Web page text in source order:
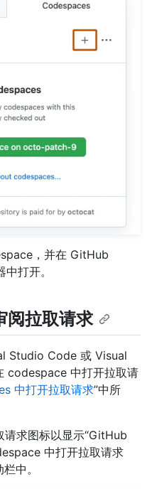
，并在 GitHub
打开。
拉取请求
Studio Code 或 Visual
codespace 中打开拉取请
中打开拉取请求”中所
求图标以显示“GitHub
中打开拉取请求
中。